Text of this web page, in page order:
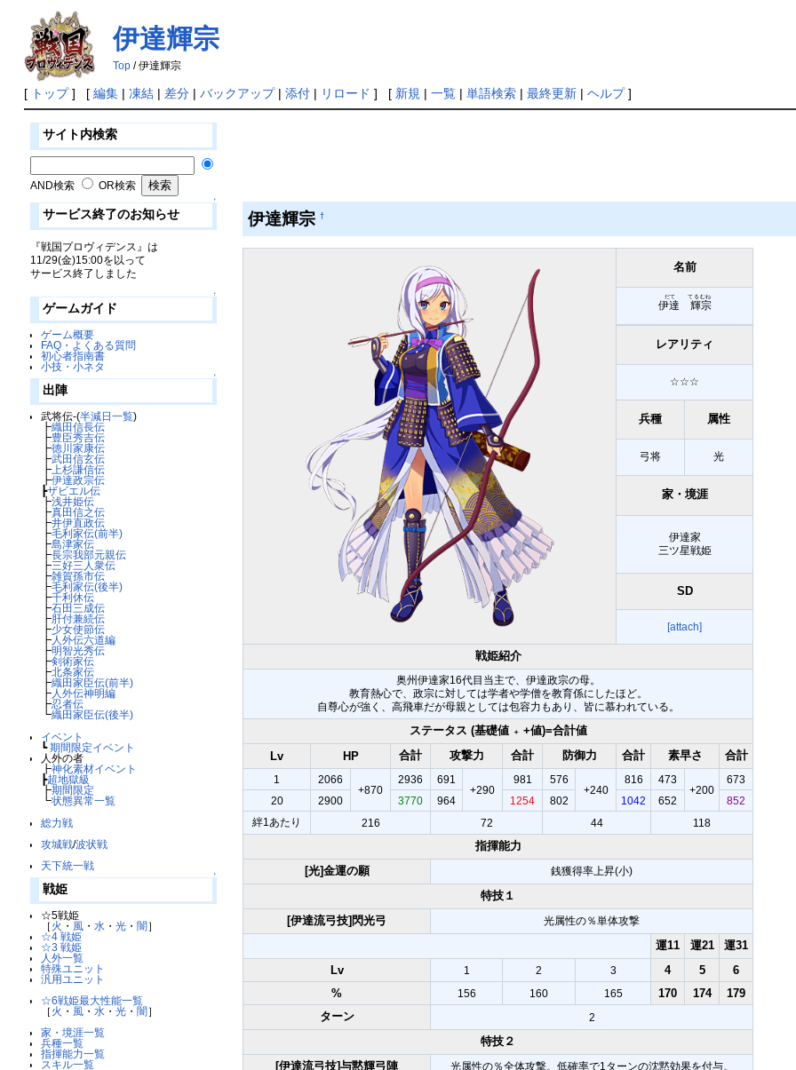
伊達輝宗
Top/ 伊達輝宗
[ トップ] [ 編集| 凍結| 差分| バックアップ| 添付| リロード ] [ 新規 | 一覧| 単語検索| 最終更新| ヘルプ]
サイト内検索
AND検索 OR検索
↑
サービス終了のお知らせ
『戦国プロヴィデンス』は
11/29(金)15:00を以って
サービス終了しました
↑
ゲームガイド
ゲーム概要
FAQ・よくある質問
初心者指南書
小技・小ネタ
↑
出陣
武将伝-(半減日一覧)
┣織田信長伝
┣豊臣秀吉伝
┣徳川家康伝
┣武田信玄伝
┣上杉謙信伝
┣伊達政宗伝
┣ザビエル伝
┣浅井姫伝
┣真田信之伝
┣井伊直政伝
┣毛利家伝(前半)
┣島津家伝
┣長宗我部元親伝
┣三好三人衆伝
┣雑賀孫市伝
┣毛利家伝(後半)
┣千利休伝
┣石田三成伝
┣肝付兼続伝
┣少女使節伝
┣人外伝六道編
┣明智光秀伝
┣剣術家伝
┣北条家伝
┣織田家臣伝(前半)
┣人外伝神明編
┣忍者伝
┗織田家臣伝(後半)
イベント
┗期間限定イベント
人外の者
┣神化素材イベント
┣超地獄級
┣期間限定
┗状態異常一覧
総力戦
攻城戦/波状戦
天下統一戦
↑
戦姫
☆5戦姫
［ 火 ・ 風・ 水 ・ 光・ 闇］
☆4 戦姫
☆3 戦姫
人外一覧
特殊ユニット
汎用ユニット
☆6戦姫最大性能一覧
［ 火 ・ 風・ 水 ・ 光・ 闇］
家・境涯一覧
兵種一覧
指揮能力一覧
スキル一覧
伊達輝宗†
名前
伊達 輝宗
だて てるむね
レアリティ
☆☆☆
兵種 属性
弓将 光
家・境涯
伊達家
三ツ星戦姫
SD
[attach]
戦姫紹介
奥州伊達家16代目当主で、伊達政宗の母。
教育熱心で、政宗に対しては学者や学僧を教育係にしたほど。
自尊心が強く、高飛車だが母親としては包容力もあり、皆に慕われている。
ステータス (基礎値 ＋ +値)=合計値
Lv
HP 合計 攻撃力 合計 防御力 合計 素早さ 合計
1
2066
+870
2936
691
+290
981
576
+240
816
473
+200
673
20
2900 3770 964 1254 802 1042 652
852
絆1あたり
216 72 44 118
指揮能力
[光]金運の願
銭獲得率上昇(小)
特技１
[伊達流弓技]閃光弓
光属性の％単体攻撃
運11 運21
運31
Lv
1 2 3 4 5
6
%
156 160 165 170 174
179
ターン
2
特技２
[伊達流弓技]与黙輝弓陣
光属性の％全体攻撃。低確率で1ターンの沈黙効果を付与。